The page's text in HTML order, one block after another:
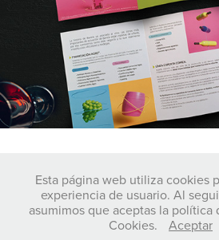
© C L V 2026
Esta página web utiliza cookies
experiencia de usuario. Al
asumimos que aceptas la política
Cookies.
Aceptar